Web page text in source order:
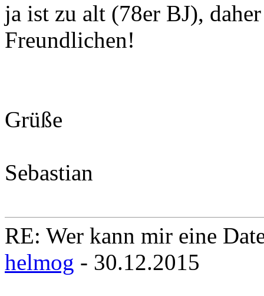
ja ist zu alt (78er BJ),
Freundlichen!
Grüße
Sebastian
RE: Wer kann mir eine
helmog - 30.12.2015